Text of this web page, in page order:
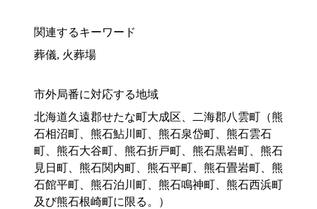
関連するキーワード
葬儀, 火葬場
市外局番に対応する地域
北海道久遠郡せたな町大成区、二海郡八雲町（熊
石相沼町、熊石鮎川町、熊石泉岱町、熊石雲石
町、熊石大谷町、熊石折戸町、熊石黒岩町、熊石
見日町、熊石関内町、熊石平町、熊石畳岩町、熊
石館平町、熊石泊川町、熊石鳴神町、熊石西浜町
及び熊石根崎町に限る。）